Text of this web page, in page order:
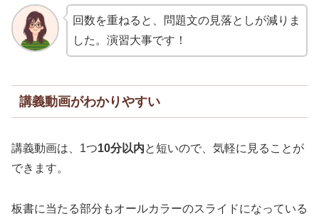
回数を重ねると、問題文の見落としが減りま
した。演習大事です！
講義動画がわかりやすい
講義動画は、1つ10分以内と短いので、気軽に見ることが
できます。
板書に当たる部分もオールカラーのスライドになっている